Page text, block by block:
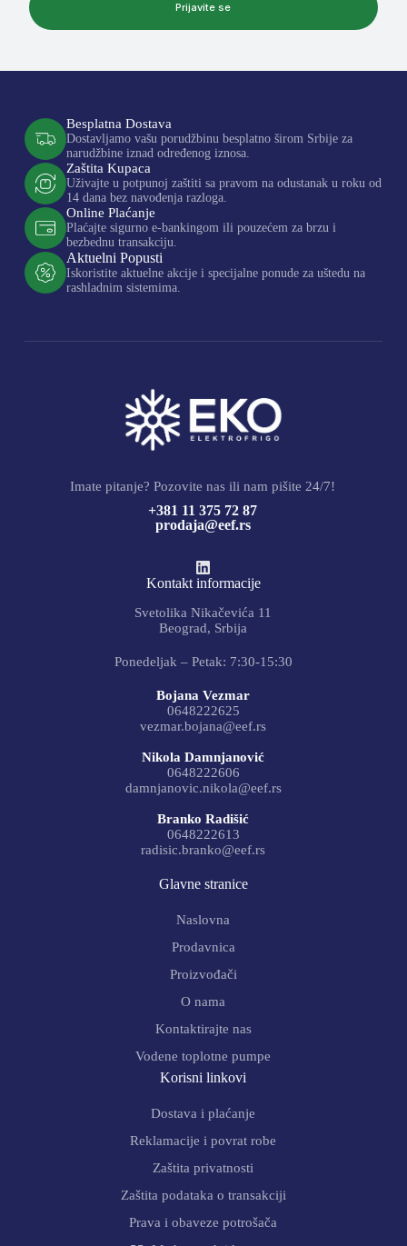
Prijavite se
Besplatna Dostava
Dostavljamo vašu porudžbinu besplatno širom Srbije za
narudžbine iznad određenog iznosa.
Zaštita Kupaca
Uživajte u potpunoj zaštiti sa pravom na odustanak u roku od
14 dana bez navođenja razloga.
Online Plaćanje
Plaćajte sigurno e-bankingom ili pouzećem za brzu i
bezbednu transakciju.
Aktuelni Popusti
Iskoristite aktuelne akcije i specijalne ponude za uštedu na
rashladnim sistemima.
Imate pitanje? Pozovite nas ili nam pišite 24/7!
+381 11 375 72 87
prodaja@eef.rs
Kontakt informacije
Svetolika Nikačevića 11
Beograd, Srbija
Ponedeljak – Petak: 7:30-15:30
Bojana Vezmar
0648222625
vezmar.bojana@eef.rs
Nikola Damnjanović
0648222606
damnjanovic.nikola@eef.rs
Branko Radišić
0648222613
radisic.branko@eef.rs
Glavne stranice
Naslovna
Prodavnica
Proizvođači
O nama
Kontaktirajte nas
Vodene toplotne pumpe
Korisni linkovi
Dostava i plaćanje
Reklamacije i povrat robe
Zaštita privatnosti
Zaštita podataka o transakciji
Prava i obaveze potrošača